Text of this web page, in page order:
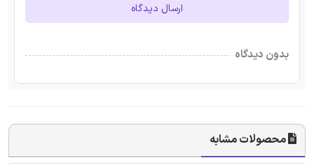
ارسال دیدگاه
بدون دیدگاه
محصولات مشابه